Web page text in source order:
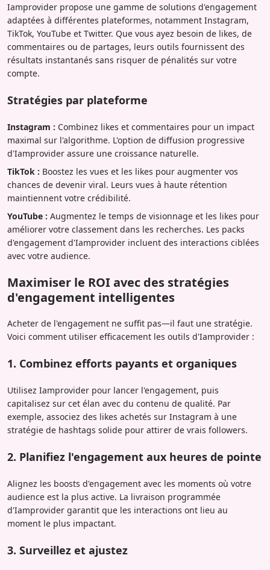
Iamprovider propose une gamme de solutions d'engagement
adaptées à différentes plateformes, notamment Instagram,
TikTok, YouTube et Twitter. Que vous ayez besoin de likes, de
commentaires ou de partages, leurs outils fournissent des
résultats instantanés sans risquer de pénalités sur votre
compte.
Stratégies par plateforme
Instagram : Combinez likes et commentaires pour un impact
maximal sur l'algorithme. L'option de diffusion progressive
d'Iamprovider assure une croissance naturelle.
TikTok : Boostez les vues et les likes pour augmenter vos
chances de devenir viral. Leurs vues à haute rétention
maintiennent votre crédibilité.
YouTube : Augmentez le temps de visionnage et les likes pour
améliorer votre classement dans les recherches. Les packs
d'engagement d'Iamprovider incluent des interactions ciblées
avec votre audience.
Maximiser le ROI avec des stratégies
d'engagement intelligentes
Acheter de l'engagement ne suffit pas—il faut une stratégie.
Voici comment utiliser efficacement les outils d'Iamprovider :
1. Combinez efforts payants et organiques
Utilisez Iamprovider pour lancer l'engagement, puis
capitalisez sur cet élan avec du contenu de qualité. Par
exemple, associez des likes achetés sur Instagram à une
stratégie de hashtags solide pour attirer de vrais followers.
2. Planifiez l'engagement aux heures de pointe
Alignez les boosts d'engagement avec les moments où votre
audience est la plus active. La livraison programmée
d'Iamprovider garantit que les interactions ont lieu au
moment le plus impactant.
3. Surveillez et ajustez